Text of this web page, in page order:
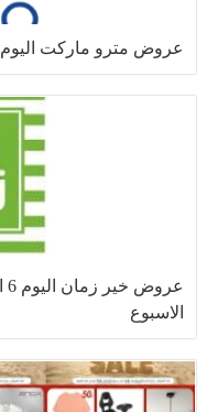
عروض مترو ماركت اليوم 6 حتى 8 اغسطس 2026 ويك اند
الاسبوع